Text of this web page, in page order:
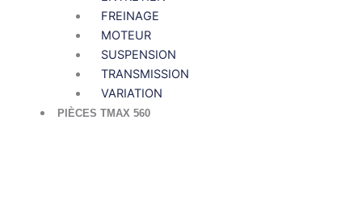
FREINAGE
MOTEUR
SUSPENSION
TRANSMISSION
VARIATION
PIÈCES TMAX 560